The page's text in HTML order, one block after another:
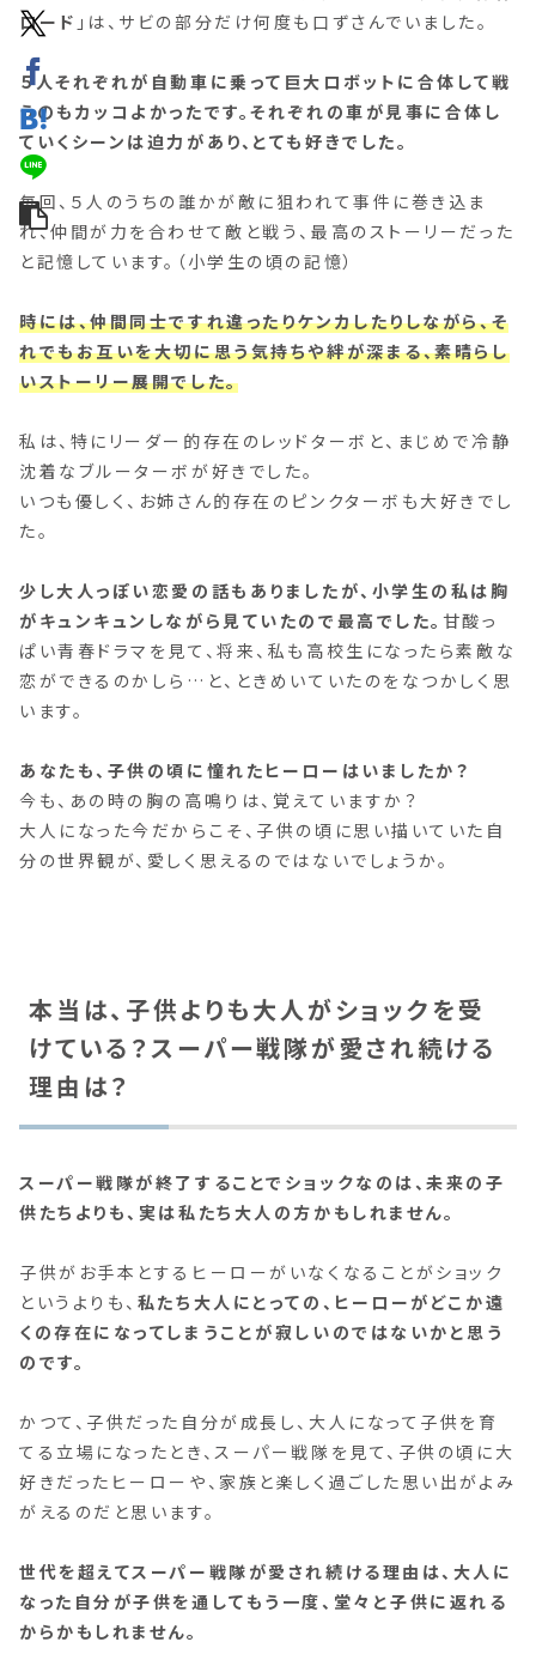
ロード 」は、サビの部分だけ何度も口ずさんでいました。
５人それぞれが自動車に乗って巨大ロボットに合体して戦
うのもカッコよかったです。それぞれの車が見事に合体し
ていくシーンは迫力があり、とても好きでした。
毎回、５人のうちの誰かが敵に狙われて事件に巻き込ま
れ、仲間が力を合わせて敵と戦う、最高のストーリーだった
と記憶しています。（小学生の頃の記憶）
時には、仲間同士ですれ違ったりケンカしたりしながら、そ
れでもお互いを大切に思う気持ちや絆が深まる、素晴らし
いストーリー展開でした。
私は、特にリーダー的存在のレッドターボと、まじめで冷静
沈着なブルーターボが好きでした。
いつも優しく、お姉さん的存在のピンクターボも大好きでし
た。
少し大人っぽい恋愛の話もありましたが、小学生の私は胸
がキュンキュンしながら見ていたので最高でした。 甘酸っ
ぱい青春ドラマを見て、将来、私も高校生になったら素敵な
恋ができるのかしら…と、ときめいていたのをなつかしく思
います。
あなたも、子供の頃に憧れたヒーローはいましたか？
今も、あの時の胸の高鳴りは、覚えていますか？
大人になった今だからこそ、子供の頃に思い描いていた自
分の世界観が、愛しく思えるのではないでしょうか。
本当は、子供よりも大人がショックを受
けている？スーパー戦隊が愛され続ける
理由は？
スーパー戦隊が終了することでショックなのは、未来の子
供たちよりも、実は私たち大人の方かもしれません。
子供がお手本とするヒーローがいなくなることがショック
というよりも、 私たち大人にとっての、ヒーローがどこか遠
くの存在になってしまうことが寂しいのではないかと思う
のです。
かつて、子供だった自分が成長し、大人になって子供を育
てる立場になったとき、スーパー戦隊を見て、子供の頃に大
好きだったヒーローや、家族と楽しく過ごした思い出がよみ
がえるのだと思います。
世代を超えてスーパー戦隊が愛され続ける理由は、大人に
なった自分が子供を通してもう一度、堂々と子供に返れる
からかもしれません。